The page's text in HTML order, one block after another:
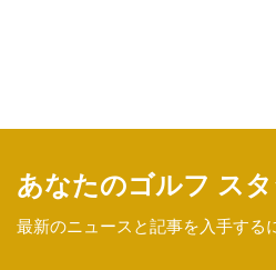
あなたのゴルフ ス
最新のニュースと記事を入手する